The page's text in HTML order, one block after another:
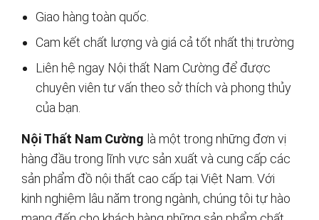
Giao hàng toàn quốc.
Cam kết chất lượng và giá cả tốt nhất thị trường
Liên hệ ngay Nội thất Nam Cường để được
chuyên viên tư vấn theo sở thích và phong thủy
của bạn.
Nội Thất Nam Cường là một trong những đơn vị
hàng đầu trong lĩnh vực sản xuất và cung cấp các
sản phẩm đồ nội thất cao cấp tại Việt Nam. Với
kinh nghiệm lâu năm trong ngành, chúng tôi tự hào